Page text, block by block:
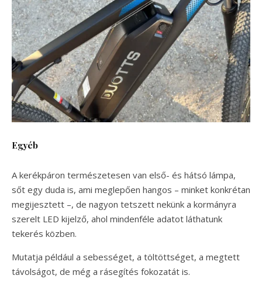
Egyéb
A kerékpáron természetesen van első- és hátsó lámpa,
sőt egy duda is, ami meglepően hangos – minket konkrétan
megijesztett –, de nagyon tetszett nekünk a kormányra
szerelt LED kijelző, ahol mindenféle adatot láthatunk
tekerés közben.
Mutatja például a sebességet, a töltöttséget, a megtett
távolságot, de még a rásegítés fokozatát is.